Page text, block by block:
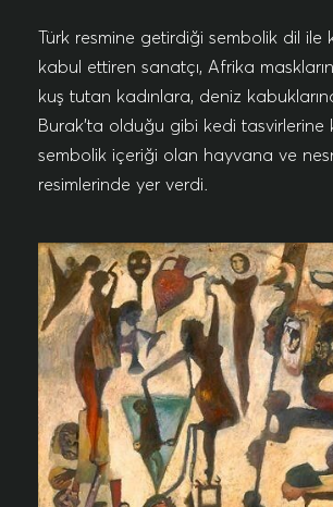
Türk resmine getirdiği sembolik dil ile
kabul ettiren sanatçı, Afrika
kuş tutan kadınlara, deniz
Burak’ta olduğu gibi kedi
sembolik içeriği olan hayvana ve
resimlerinde yer verdi.